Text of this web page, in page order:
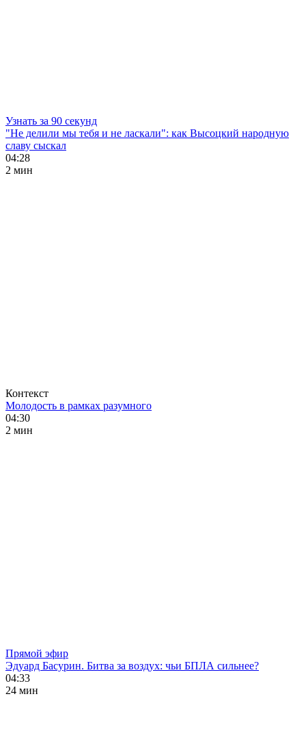
Узнать за 90 секунд
"Не делили мы тебя и не ласкали": как Высоцкий народную
славу сыскал
04:28
2 мин
Контекст
Молодость в рамках разумного
04:30
2 мин
Прямой эфир
Эдуард Басурин. Битва за воздух: чьи БПЛА сильнее?
04:33
24 мин